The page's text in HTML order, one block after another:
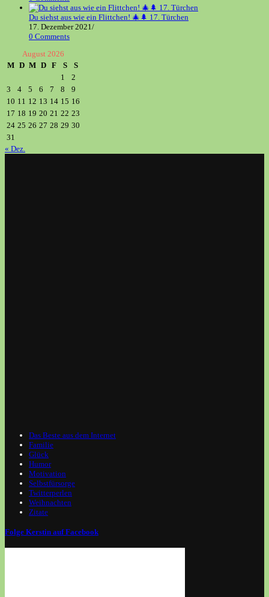
Du siehst aus wie ein Flittchen! 🎄🌲 17. Türchen
17. Dezember 2021/
0 Comments
August 2026
M D M D F S
S
1
2
3
4 5 6 7 8
9
10 11 12 13 14 15 16
17 18 19 20 21 22 23
24 25 26 27 28 29 30
31
« Dez.
Das Beste aus dem Internet
Familie
Glück
Humor
Motivation
Selbstfürsorge
Twitterperlen
Weihnachten
Zitate
Folge Kerstin auf Facebook